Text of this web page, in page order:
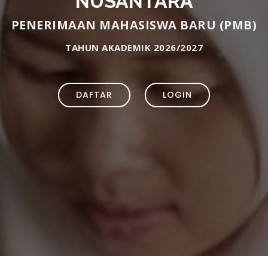
PENERIMAAN MAHASISWA BARU (PMB)
TAHUN AKADEMIK 2026/2027
DAFTAR LOGIN